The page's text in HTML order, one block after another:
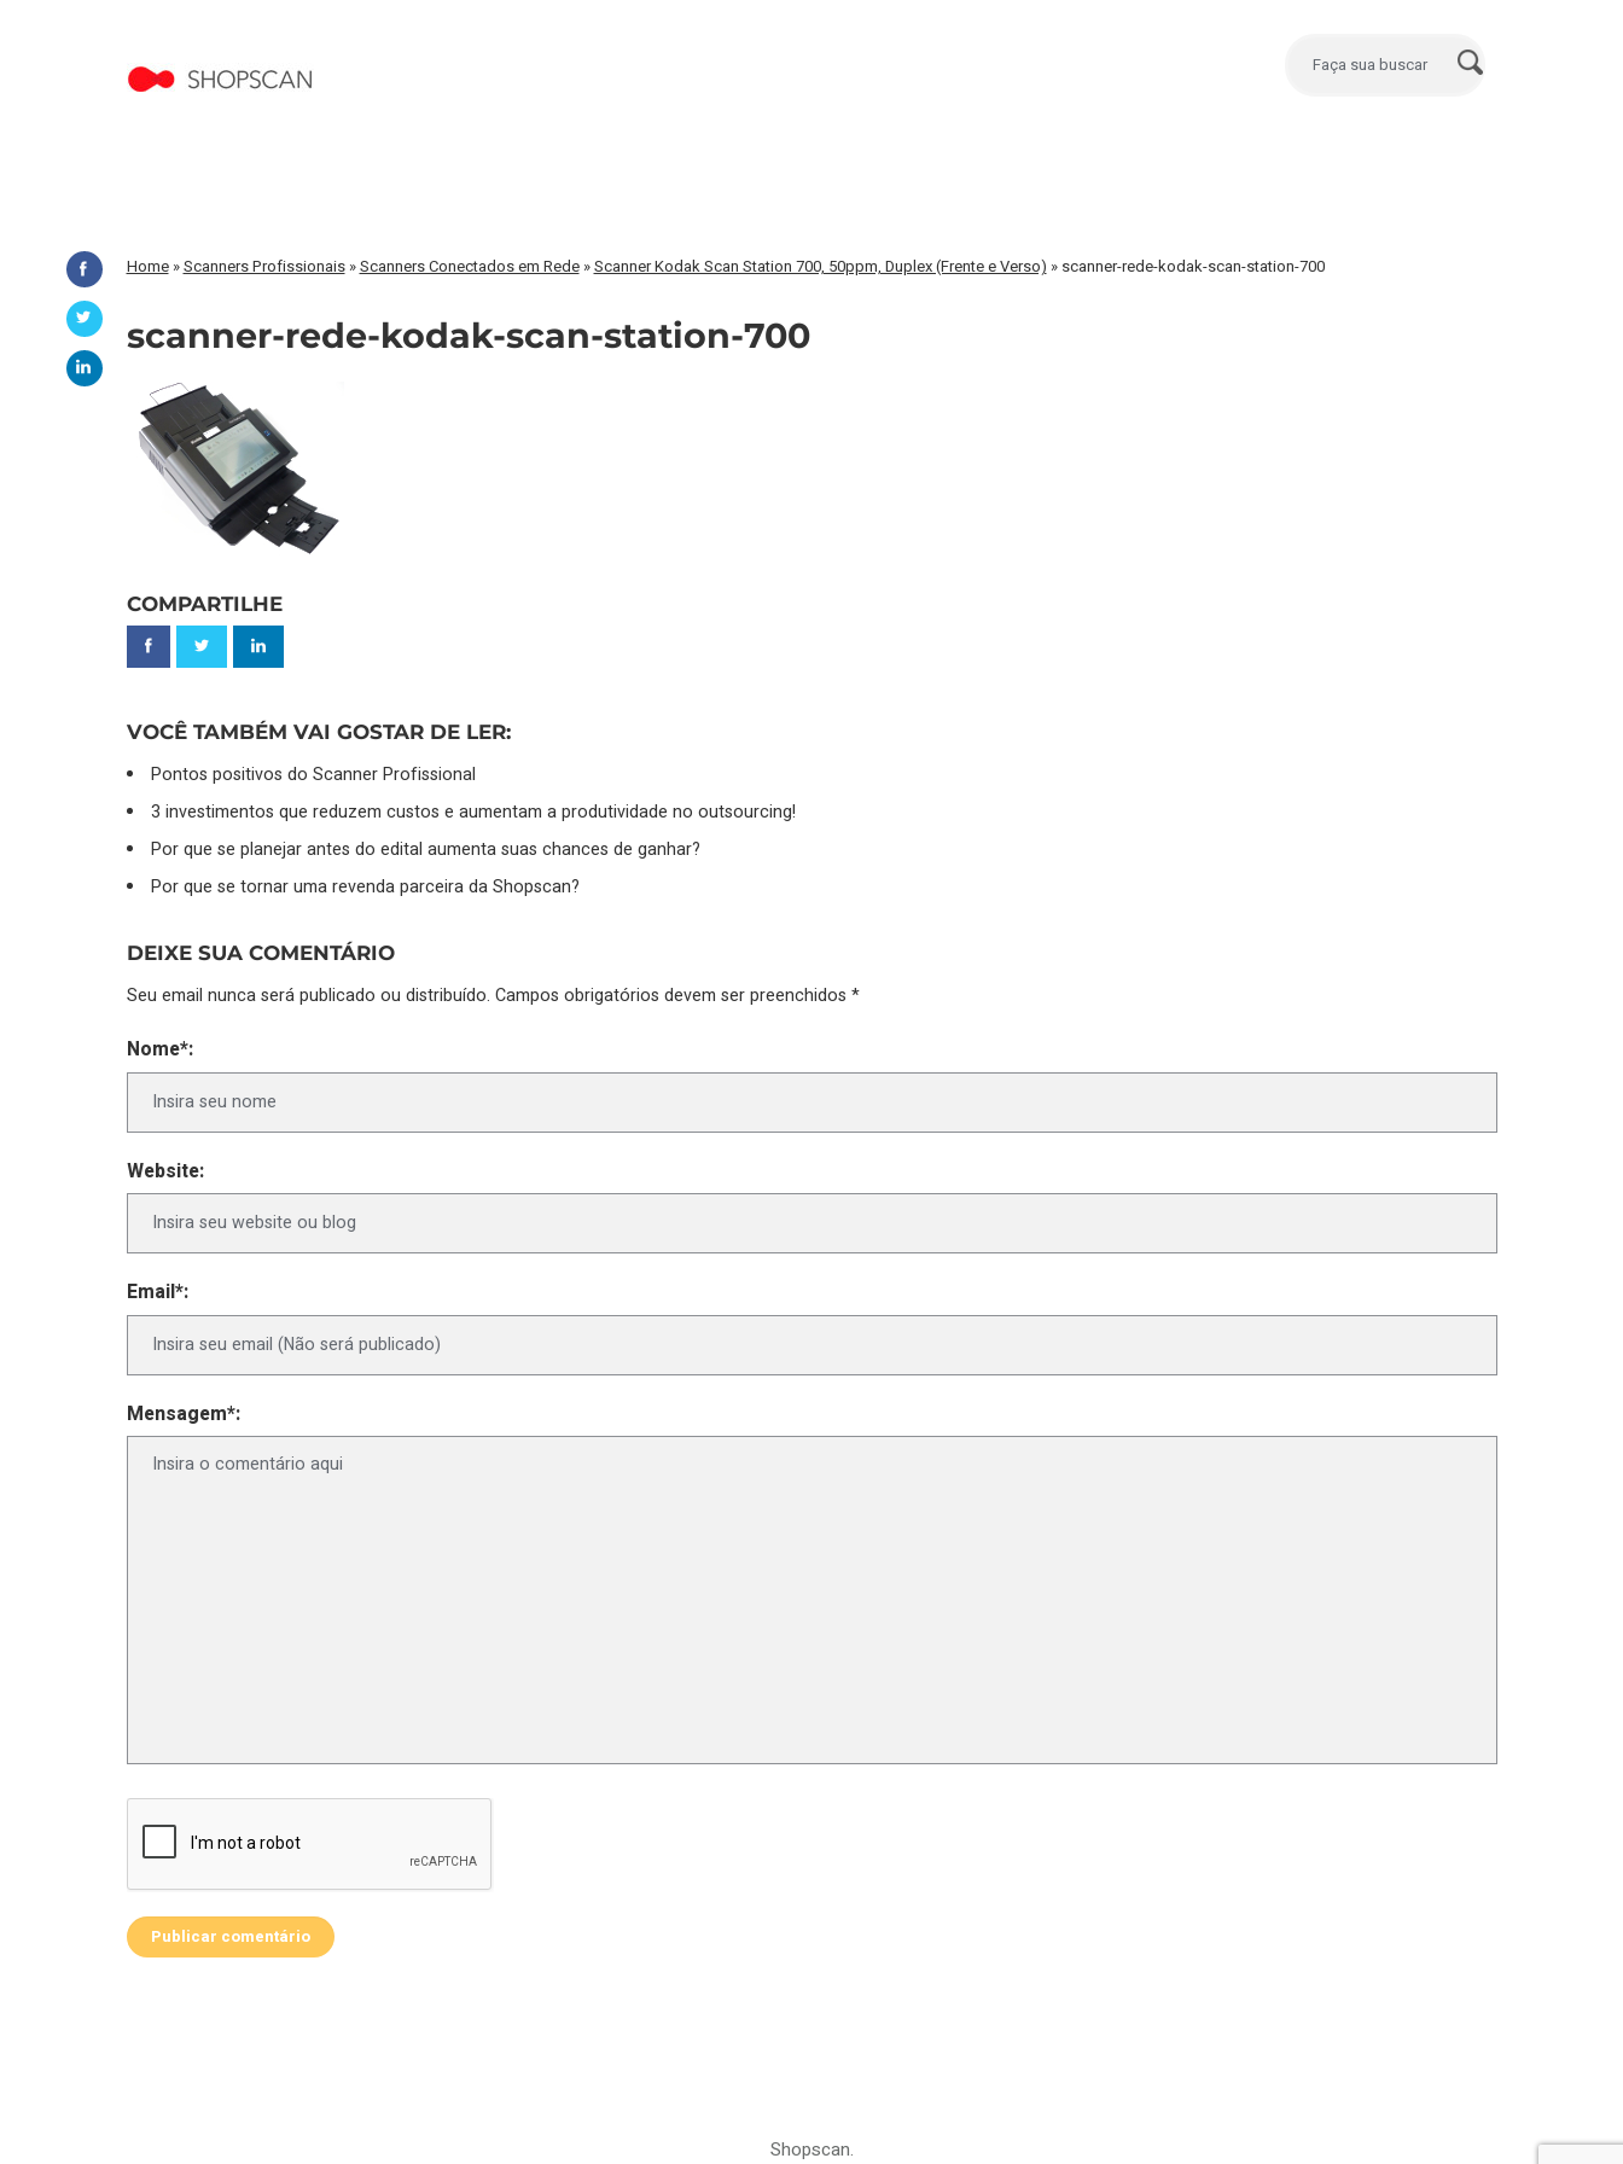
Home»Scanners Profissionais»Scanners Conectados em Rede»Scanner Kodak Scan Station 700, 50ppm, Duplex (Frente e Verso) » scanner-rede-kodak-scan-station-700
scanner-rede-kodak-scan-station-700
COMPARTILHE
VOCÊ TAMBÉM VAI GOSTAR DE LER:
Pontos positivos do Scanner Profissional
3 investimentos que reduzem custos e aumentam a produtividade no outsourcing!
Por que se planejar antes do edital aumenta suas chances de ganhar?
Por que se tornar uma revenda parceira da Shopscan?
DEIXE SUA COMENTÁRIO
Seu email nunca será publicado ou distribuído. Campos obrigatórios devem ser preenchidos *
Nome*:
Website:
Email*:
Mensagem*:
Shopscan.